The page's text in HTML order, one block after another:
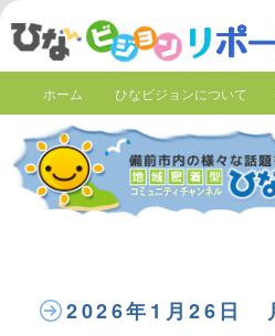
ホーム ひなビジョンについて
2026年1月26日